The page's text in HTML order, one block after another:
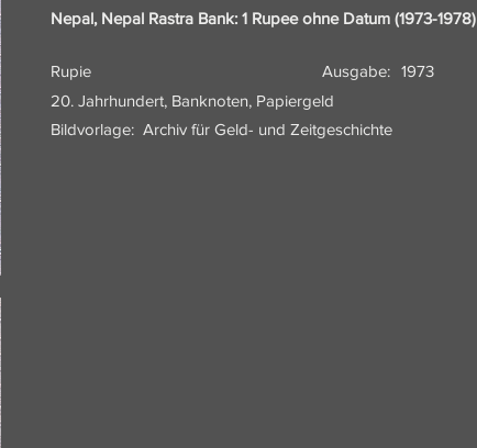
Nepal, Nepal Rastra Bank: 1 Rupee ohne Datum (1973-1978)
Rupie Ausgabe: 1973
20. Jahrhundert, Banknoten, Papiergeld
Bildvorlage: Archiv für Geld- und Zeitgeschichte